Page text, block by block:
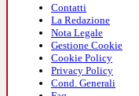
Contatti
La Redazione
Nota Legale
Gestione Cookie
Cookie Policy
Privacy Policy
Cond. Generali